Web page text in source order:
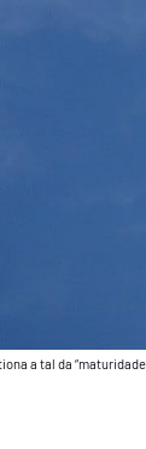
a tal da